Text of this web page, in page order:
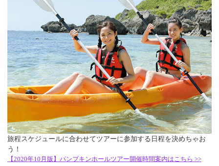
旅程スケジュールに合わせてツアーに参加する日程を決めちゃお
う！
【2020年10月版】パンプキンホールツアー開催時間案内はこちら >>